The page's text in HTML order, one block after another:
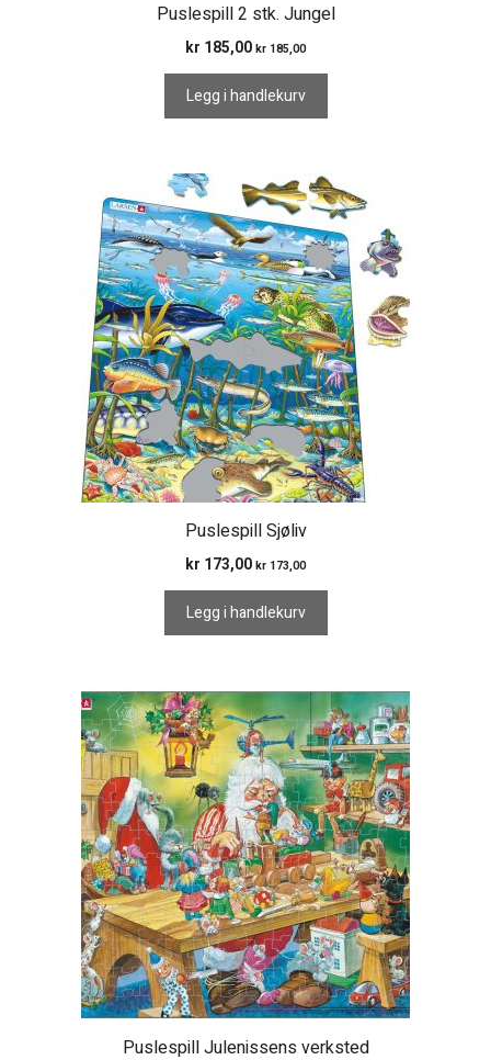
Puslespill 2 stk. Jungel
kr 185,00 kr 185,00
Legg i handlekurv
Puslespill Sjøliv
kr 173,00 kr 173,00
Legg i handlekurv
Puslespill Julenissens verksted